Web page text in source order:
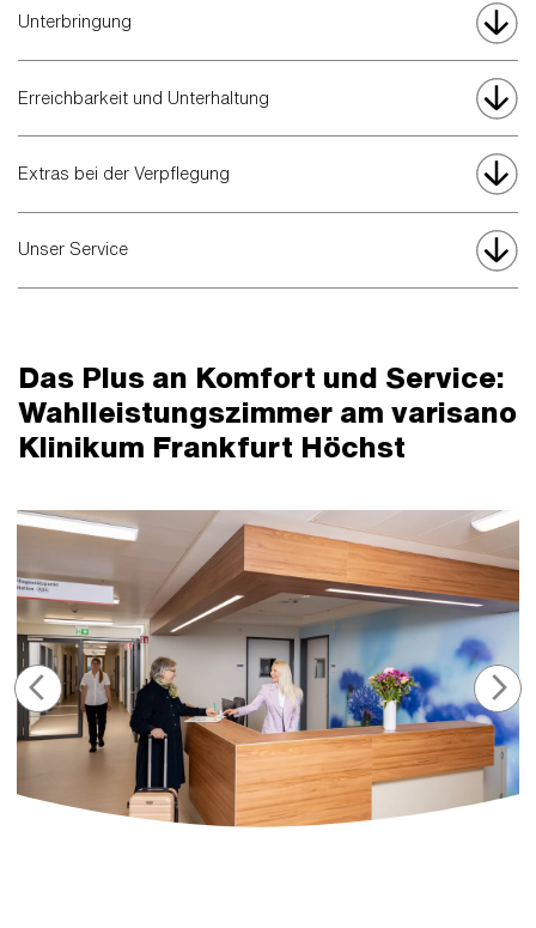
Unterbringung
Erreichbarkeit und Unterhaltung
Extras bei der Verpflegung
Unser Service
Das Plus an Komfort und Service:
Wahlleistungszimmer am varisano
Klinikum Frankfurt Höchst